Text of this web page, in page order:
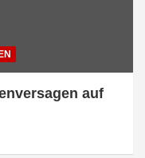
auf